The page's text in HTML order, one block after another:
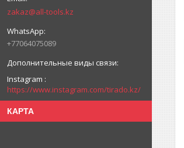
zakaz@all-tools.kz
+77064075089
Instagram
https://www.instagram.com/tirado.kz/
КАРТА